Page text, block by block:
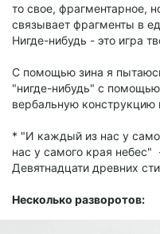
то свое, фрагментарное,
связывает фрагменты в
Нигде-нибудь - это игра
С помощью зина я
"нигде-нибудь" с
вербальную
* "И каждый из нас у
нас у самого края небес"
Девятнадцати древних
Несколько разворотов: